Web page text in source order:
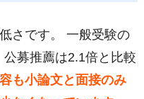
さです。 一般受験の
募推薦は2.1倍と比較
も小論文と面接のみ